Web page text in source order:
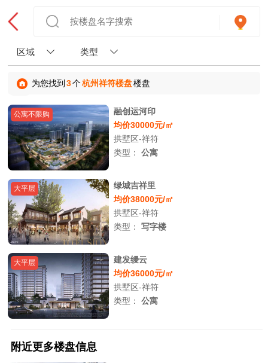
区域 类型
为您找到 3个杭州祥符楼盘楼盘
公寓不限购
融创运河印
均价30000元/㎡
拱墅区-祥符
类型：公寓
大平层
绿城吉祥里
均价38000元/㎡
拱墅区-祥符
类型：写字楼
大平层
建发缦云
均价36000元/㎡
拱墅区-祥符
类型：公寓
附近更多楼盘信息